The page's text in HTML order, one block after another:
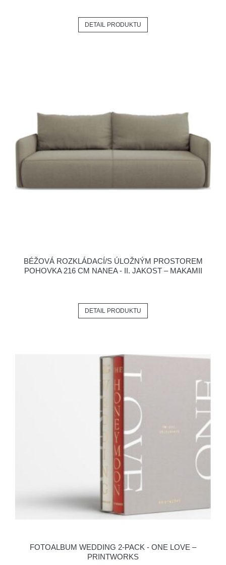
DETAIL PRODUKTU
BÉŽOVÁ ROZKLÁDACÍ/S ÚLOŽNÝM PROSTOREM
POHOVKA 216 CM NANEA - II. JAKOST – MAKAMII
DETAIL PRODUKTU
FOTOALBUM WEDDING 2-PACK - ONE LOVE –
PRINTWORKS